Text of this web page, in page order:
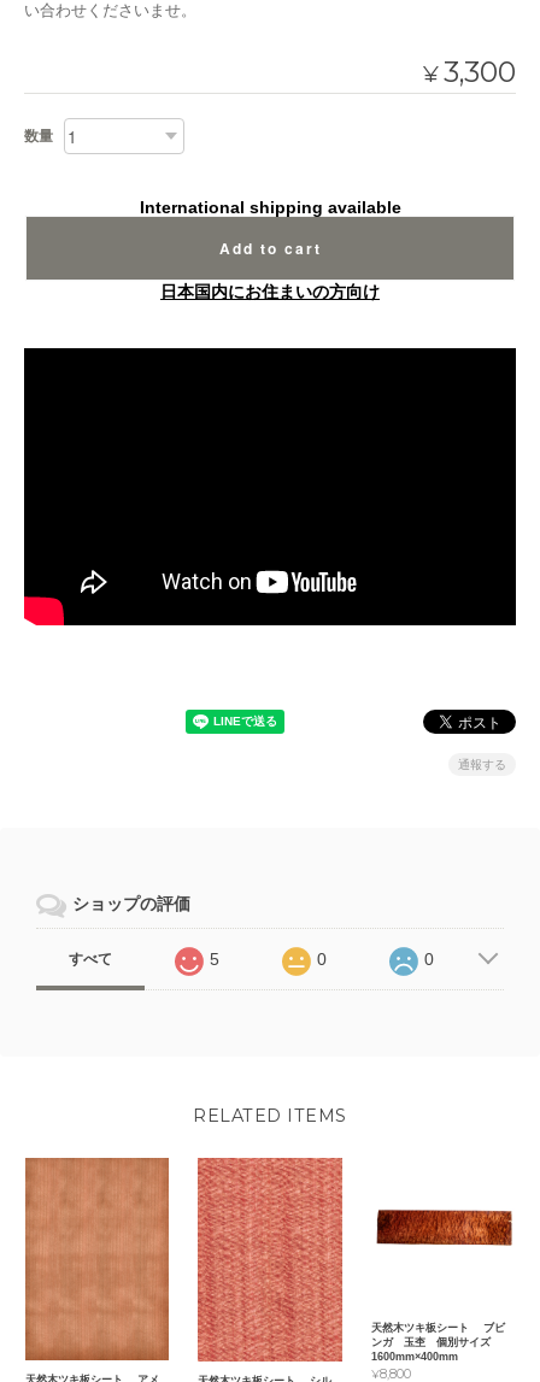
い合わせくださいませ。
¥3,300
数量
International shipping available
Add to cart
日本国内にお住まいの方向け
通報する
ショップの評価
すべて 5 0 0
RELATED ITEMS
天然木ツキ板シート ブビ
ンガ 玉杢 個別サイズ
1600mm×400mm
¥8,800